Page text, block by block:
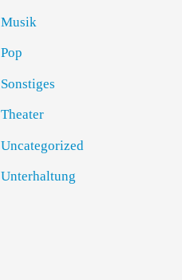
Musik
Pop
Sonstiges
Theater
Uncategorized
Unterhaltung